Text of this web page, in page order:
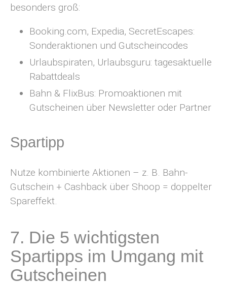
besonders groß:
Booking.com, Expedia, SecretEscapes:
Sonderaktionen und Gutscheincodes
Urlaubspiraten, Urlaubsguru: tagesaktuelle
Rabattdeals
Bahn & FlixBus: Promoaktionen mit
Gutscheinen über Newsletter oder Partner
Spartipp
Nutze kombinierte Aktionen – z. B. Bahn-
Gutschein + Cashback über Shoop = doppelter
Spareffekt.
7. Die 5 wichtigsten
Spartipps im Umgang mit
Gutscheinen